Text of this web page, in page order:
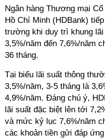
Ngân hàng Thương mại
Hồ Chí Minh (HDBank)
trường khi duy trì khung
3,5%/năm đến 7,6%/năm
36 tháng.
Tại biểu lãi suất thông
3,5%/năm, 3-5 tháng là
4,9%/năm. Đáng chú ý,
lãi suất đặc biệt lên tới
và mức kỷ lục 7,6%/năm
các khoản tiền gửi đáp